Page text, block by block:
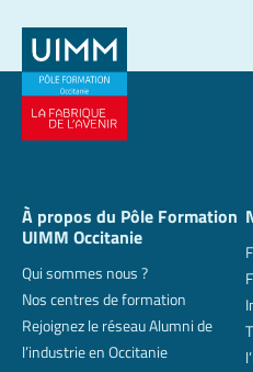
À propos du Pôle Formation
UIMM Occitanie
Qui sommes nous ?
Nos centres de formation
Rejoignez le réseau Alumni de
l’industrie en Occitanie